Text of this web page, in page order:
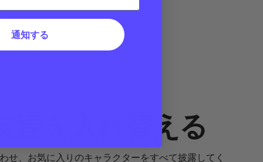
達を入れ替える
せ、お気に入りのキャラクターをすべて披露してく
通知する